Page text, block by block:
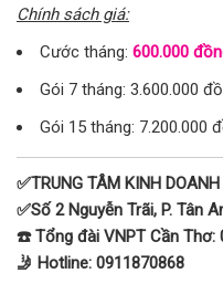
Chính sách giá:
Cước tháng: 600.000
Gói 7 tháng: 3.600.000
Gói 15 tháng: 7.200.000
✅TRUNG TÂM KINH
✅Số 2 Nguyễn Trãi, P. Tân
☎️ Tổng đài VNPT Cần Thơ:
🤳 Hotline: 0911870868